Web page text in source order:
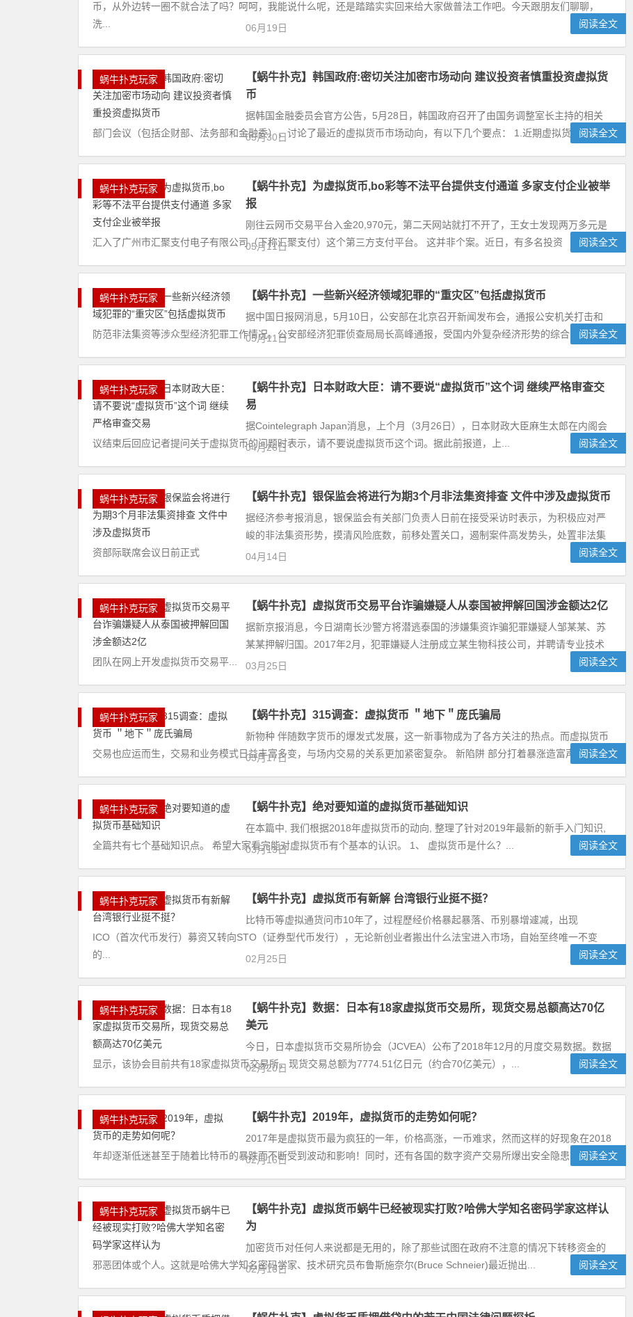
币，从外边转一圈不就合法了吗？呵呵，我能说什么呢，还是踏踏实实回来给大家做普法工作吧。今天跟朋友们聊聊，
洗...
06月19日 阅读全文
蜗牛扑克玩家
【蜗牛扑克】韩国政府:密切关注加密市场动向 建议投资者慎重投资虚拟货
币
据韩国金融委员会官方公告，5月28日，韩国政府召开了由国务调整室长主持的相关
部门会议（包括企财部、法务部和金融委），讨论了最近的虚拟货币市场动向，有以下几个要点： 1.近期虚拟货
05月30日 阅读全文
蜗牛扑克玩家
【蜗牛扑克】为虚拟货币,bo彩等不法平台提供支付通道 多家支付企业被举
报
刚往云网币交易平台入金20,970元，第二天网站就打不开了，王女士发现两万多元是
汇入了广州市汇聚支付电子有限公司（下称汇聚支付）这个第三方支付平台。 这并非个案。近日，有多名投资
05月11日 阅读全文
蜗牛扑克玩家 【蜗牛扑克】一些新兴经济领域犯罪的“重灾区”包括虚拟货币
据中国日报网消息，5月10日，公安部在北京召开新闻发布会，通报公安机关打击和
防范非法集资等涉众型经济犯罪工作情况。公安部经济犯罪侦查局局长高峰通报，受国内外复杂经济形势的综合影响，...
05月11日 阅读全文
蜗牛扑克玩家
【蜗牛扑克】日本财政大臣：请不要说“虚拟货币”这个词 继续严格审查交
易
据Cointelegraph Japan消息，上个月（3月26日），日本财政大臣麻生太郎在内阁会
议结束后回应记者提问关于虚拟货币的问题时表示，请不要说虚拟货币这个词。据此前报道，上...
04月26日 阅读全文
蜗牛扑克玩家 【蜗牛扑克】银保监会将进行为期3个月非法集资排查 文件中涉及虚拟货币
据经济参考报消息，银保监会有关部门负责人日前在接受采访时表示，为积极应对严
峻的非法集资形势，摸清风险底数，前移处置关口，遏制案件高发势头，处置非法集
资部际联席会议日前正式
04月14日 阅读全文
蜗牛扑克玩家 【蜗牛扑克】虚拟货币交易平台诈骗嫌疑人从泰国被押解回国涉金额达2亿
据新京报消息，今日湖南长沙警方将潜逃泰国的涉嫌集资诈骗犯罪嫌疑人邹某某、苏
某某押解归国。2017年2月，犯罪嫌疑人注册成立某生物科技公司，并聘请专业技术
团队在网上开发虚拟货币交易平...
03月25日 阅读全文
蜗牛扑克玩家 【蜗牛扑克】315调查：虚拟货币 ＂地下＂庞氏骗局
新物种 伴随数字货币的爆发式发展，这一新事物成为了各方关注的热点。而虚拟货币
交易也应运而生，交易和业务模式日益丰富多变，与场内交易的关系更加紧密复杂。 新陷阱 部分打着暴涨造富声势...
03月17日 阅读全文
蜗牛扑克玩家 【蜗牛扑克】绝对要知道的虚拟货币基础知识
在本篇中, 我们根据2018年虚拟货币的动向, 整理了针对2019年最新的新手入门知识,
全篇共有七个基础知识点。 希望大家看完能对虚拟货币有个基本的认识。 1、 虚拟货币是什么？...
03月13日 阅读全文
蜗牛扑克玩家 【蜗牛扑克】虚拟货币有新解 台湾银行业挺不挺？
比特币等虚拟通货问市10年了，过程歷经价格暴起暴落、币别暴增遽减，出现
ICO（首次代币发行）募资又转向STO（证券型代币发行），无论新创业者搬出什么法宝进入市场，自始至终唯一不变
的...
02月25日 阅读全文
蜗牛扑克玩家
【蜗牛扑克】数据：日本有18家虚拟货币交易所，现货交易总额高达70亿
美元
今日，日本虚拟货币交易所协会（JCVEA）公布了2018年12月的月度交易数据。数据
显示，该协会目前共有18家虚拟货币交易所，现货交易总额为7774.51亿日元（约合70亿美元），...
02月20日 阅读全文
蜗牛扑克玩家 【蜗牛扑克】2019年，虚拟货币的走势如何呢？
2017年是虚拟货币最为疯狂的一年，价格高涨，一币难求，然而这样的好现象在2018
年却逐渐低迷甚至于随着比特币的暴跌而不断受到波动和影响！同时，还有各国的数字资产交易所爆出安全隐患...
02月16日 阅读全文
蜗牛扑克玩家
【蜗牛扑克】虚拟货币蜗牛已经被现实打败?哈佛大学知名密码学家这样认
为
加密货币对任何人来说都是无用的，除了那些试图在政府不注意的情况下转移资金的
邪恶团体或个人。这就是哈佛大学知名密码学家、技术研究员布鲁斯施奈尔(Bruce Schneier)最近抛出...
02月16日 阅读全文